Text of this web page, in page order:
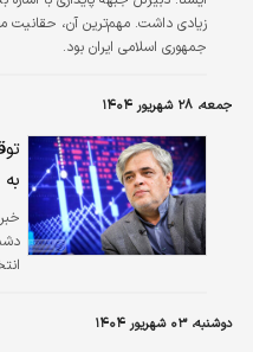
زیادی داشت. مهم‌ترین آن، حقانیت
جمهوری اسلامی ایران بود.
جمعه، ۲۸ شهریور ۱۴۰۴
دوشنبه، ۰۳ شهریور ۱۴۰۴